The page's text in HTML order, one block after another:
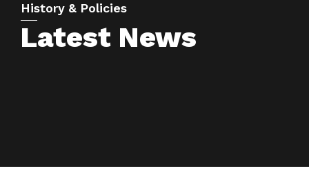
History & Policies
Latest News